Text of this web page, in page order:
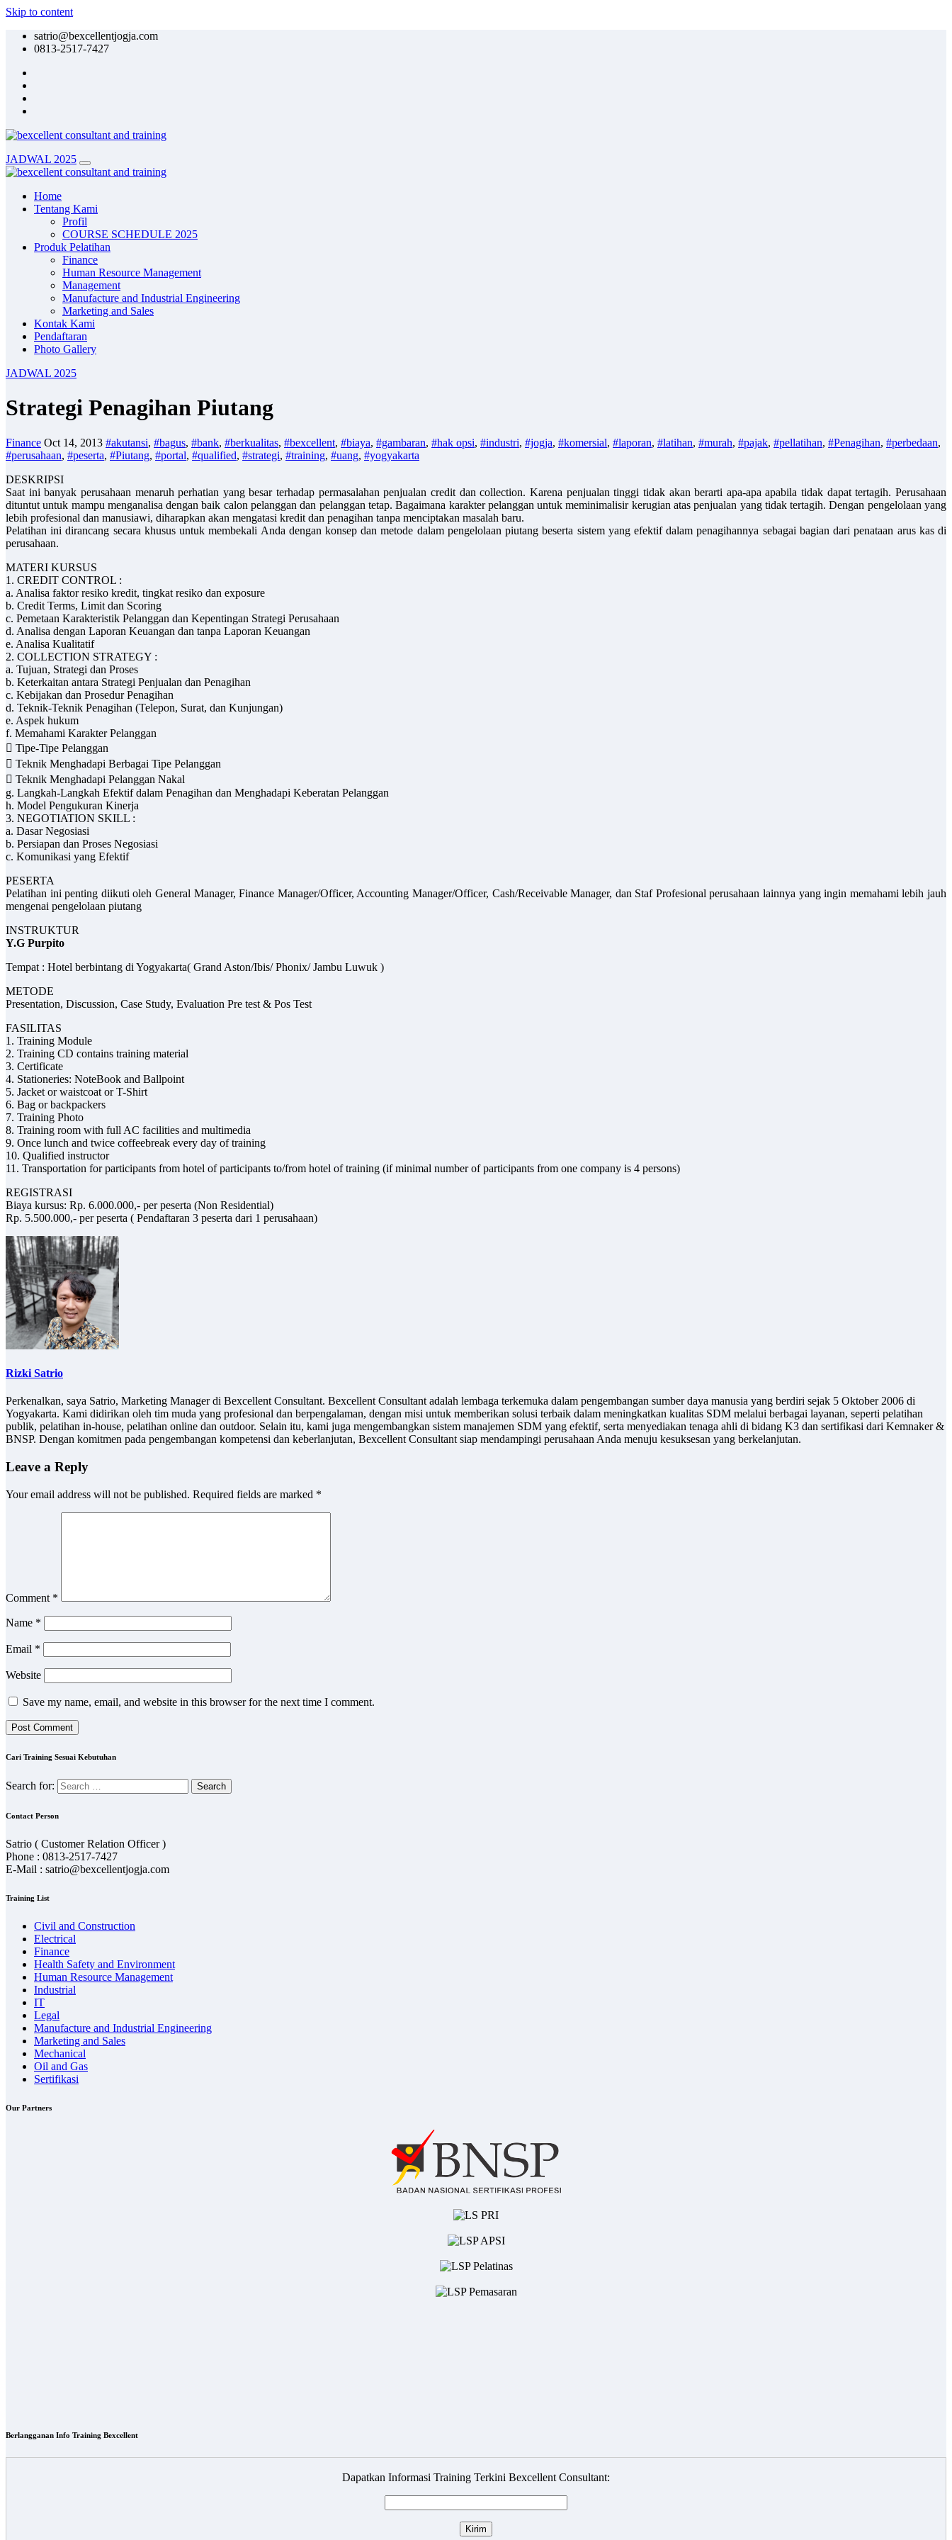
Skip to content
satrio@bexcellentjogja.com
0813-2517-7427
JADWAL 2025
Home
Tentang Kami
Profil
COURSE SCHEDULE 2025
Produk Pelatihan
Finance
Human Resource Management
Management
Manufacture and Industrial Engineering
Marketing and Sales
Kontak Kami
Pendaftaran
Photo Gallery
JADWAL 2025
Strategi Penagihan Piutang
Finance Oct 14, 2013 #akutansi, #bagus, #bank, #berkualitas, #bexcellent, #biaya, #gambaran, #hak opsi, #industri, #jogja, #komersial, #laporan, #latihan, #murah, #pajak, #pellatihan, #Penagihan, #perbedaan,
#perusahaan, #peserta, #Piutang, #portal, #qualified, #strategi, #training, #uang, #yogyakarta
DESKRIPSI
Saat ini banyak perusahaan menaruh perhatian yang besar terhadap permasalahan penjualan credit dan collection. Karena penjualan tinggi tidak akan berarti apa-apa apabila tidak dapat tertagih. Perusahaan
dituntut untuk mampu menganalisa dengan baik calon pelanggan dan pelanggan tetap. Bagaimana karakter pelanggan untuk meminimalisir kerugian atas penjualan yang tidak tertagih. Dengan pengelolaan yang
lebih profesional dan manusiawi, diharapkan akan mengatasi kredit dan penagihan tanpa menciptakan masalah baru.
Pelatihan ini dirancang secara khusus untuk membekali Anda dengan konsep dan metode dalam pengelolaan piutang beserta sistem yang efektif dalam penagihannya sebagai bagian dari penataan arus kas di
perusahaan.
MATERI KURSUS
1. CREDIT CONTROL :
a. Analisa faktor resiko kredit, tingkat resiko dan exposure
b. Credit Terms, Limit dan Scoring
c. Pemetaan Karakteristik Pelanggan dan Kepentingan Strategi Perusahaan
d. Analisa dengan Laporan Keuangan dan tanpa Laporan Keuangan
e. Analisa Kualitatif
2. COLLECTION STRATEGY :
a. Tujuan, Strategi dan Proses
b. Keterkaitan antara Strategi Penjualan dan Penagihan
c. Kebijakan dan Prosedur Penagihan
d. Teknik-Teknik Penagihan (Telepon, Surat, dan Kunjungan)
e. Aspek hukum
f. Memahami Karakter Pelanggan
 Tipe-Tipe Pelanggan
 Teknik Menghadapi Berbagai Tipe Pelanggan
 Teknik Menghadapi Pelanggan Nakal
g. Langkah-Langkah Efektif dalam Penagihan dan Menghadapi Keberatan Pelanggan
h. Model Pengukuran Kinerja
3. NEGOTIATION SKILL :
a. Dasar Negosiasi
b. Persiapan dan Proses Negosiasi
c. Komunikasi yang Efektif
PESERTA
Pelatihan ini penting diikuti oleh General Manager, Finance Manager/Officer, Accounting Manager/Officer, Cash/Receivable Manager, dan Staf Profesional perusahaan lainnya yang ingin memahami lebih jauh
mengenai pengelolaan piutang
INSTRUKTUR
Y.G Purpito
Tempat : Hotel berbintang di Yogyakarta( Grand Aston/Ibis/ Phonix/ Jambu Luwuk )
METODE
Presentation, Discussion, Case Study, Evaluation Pre test & Pos Test
FASILITAS
1. Training Module
2. Training CD contains training material
3. Certificate
4. Stationeries: NoteBook and Ballpoint
5. Jacket or waistcoat or T-Shirt
6. Bag or backpackers
7. Training Photo
8. Training room with full AC facilities and multimedia
9. Once lunch and twice coffeebreak every day of training
10. Qualified instructor
11. Transportation for participants from hotel of participants to/from hotel of training (if minimal number of participants from one company is 4 persons)
REGISTRASI
Biaya kursus: Rp. 6.000.000,- per peserta (Non Residential)
Rp. 5.500.000,- per peserta ( Pendaftaran 3 peserta dari 1 perusahaan)
Rizki Satrio
Perkenalkan, saya Satrio, Marketing Manager di Bexcellent Consultant. Bexcellent Consultant adalah lembaga terkemuka dalam pengembangan sumber daya manusia yang berdiri sejak 5 Oktober 2006 di
Yogyakarta. Kami didirikan oleh tim muda yang profesional dan berpengalaman, dengan misi untuk memberikan solusi terbaik dalam meningkatkan kualitas SDM melalui berbagai layanan, seperti pelatihan
publik, pelatihan in-house, pelatihan online dan outdoor. Selain itu, kami juga mengembangkan sistem manajemen SDM yang efektif, serta menyediakan tenaga ahli di bidang K3 dan sertifikasi dari Kemnaker &
BNSP. Dengan komitmen pada pengembangan kompetensi dan keberlanjutan, Bexcellent Consultant siap mendampingi perusahaan Anda menuju kesuksesan yang berkelanjutan.
Leave a Reply
Your email address will not be published. Required fields are marked *
Comment *
Name *
Email *
Website
Save my name, email, and website in this browser for the next time I comment.
Cari Training Sesuai Kebutuhan
Search for:
Contact Person
Satrio ( Customer Relation Officer )
Phone : 0813-2517-7427
E-Mail : satrio@bexcellentjogja.com
Training List
Civil and Construction
Electrical
Finance
Health Safety and Environment
Human Resource Management
Industrial
IT
Legal
Manufacture and Industrial Engineering
Marketing and Sales
Mechanical
Oil and Gas
Sertifikasi
Our Partners
Berlangganan Info Training Bexcellent
Dapatkan Informasi Training Terkini Bexcellent Consultant: